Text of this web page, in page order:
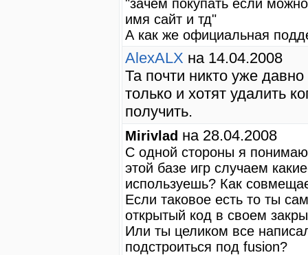
"зачем покупать если
имя сайт и тд"
А как же официальная
AlexALX на 14.04.2008
Та почти никто уже
только и хотят удалить
получить.
Mirivlad на 28.04.2008
С одной стороны я
этой базе игр случаем
используешь? Как
Если таковое есть то ты
открытый код в своем
Или ты целиком все
подстроиться под fusion?